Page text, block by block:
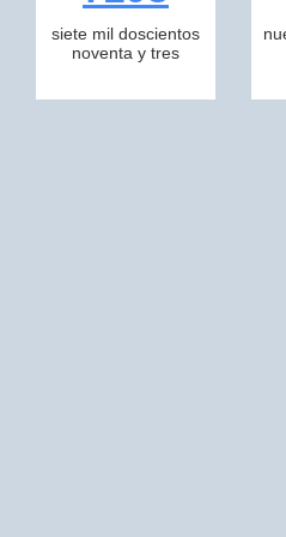
siete mil doscientos
noventa y tres